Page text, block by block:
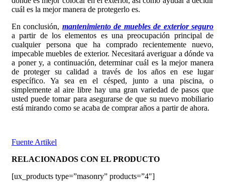
cuál es la mejor manera de protegerlo es.
En conclusión, mantenimiento de muebles de exterior seguro
a partir de los elementos es una preocupación principal de
cualquier persona que ha comprado recientemente nuevo,
impecable muebles de exterior. Necesitará averiguar a dónde va
a poner y, a continuación, determinar cuál es la mejor manera
de proteger su calidad a través de los años en ese lugar
específico. Ya sea en el césped, junto a una piscina, o
simplemente al aire libre hay una gran variedad de pasos que
usted puede tomar para asegurarse de que su nuevo mobiliario
está mirando como se acaba de comprar años a partir de ahora.
Fuente Artikel
RELACIONADOS CON EL PRODUCTO
[ux_products type=”masonry” products=”4″]